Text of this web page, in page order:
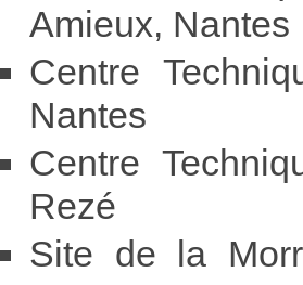
Amieux, Nantes
Centre
Nantes
Centre
Rezé
Site de la